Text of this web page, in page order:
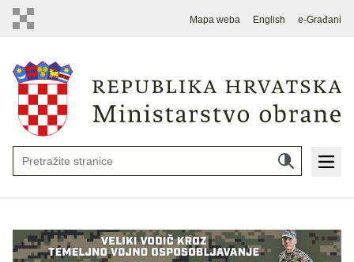
Mapa weba English e-Građani